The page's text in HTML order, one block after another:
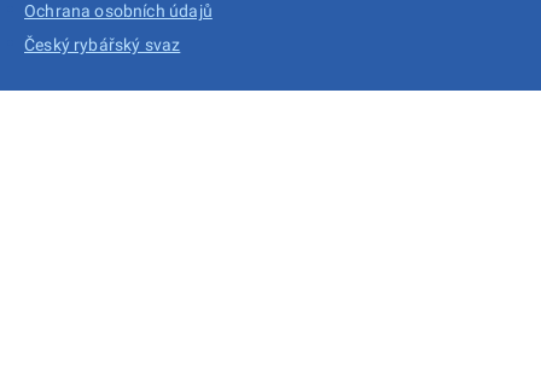
Ochrana osobních údajů
Český rybářský svaz